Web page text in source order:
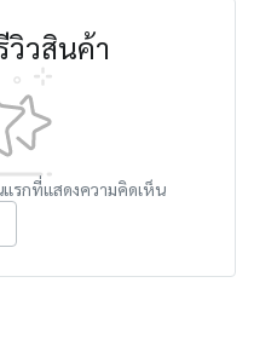
วสินค้า
รกที่แสดงความคิดเห็น